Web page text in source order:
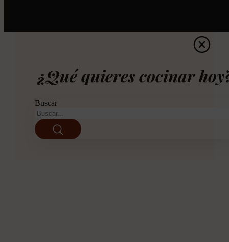
¿Qué quieres cocinar
Buscar